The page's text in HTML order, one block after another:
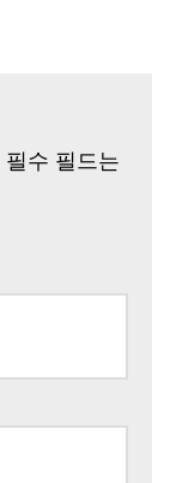
필수 필드는